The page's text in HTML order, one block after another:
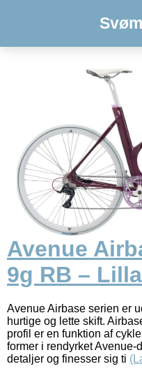
Avenue
9g RB – Lilla
Avenue Airbase serien er
hurtige og lette skift.
profil er en funktion af
former i rendyrket
detaljer og finesser sig ti